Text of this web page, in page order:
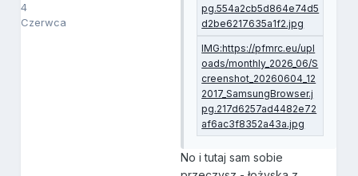
4
Czerwca
No i tutaj sam sobie